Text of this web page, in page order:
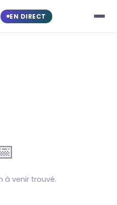
EN DIRECT
à venir trouvé.